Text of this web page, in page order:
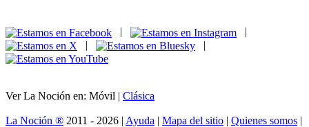
|
|
Ver La Noción en: Móvil | Clásica
La Noción ® 2011 - 2026 | Ayuda | Mapa del sitio | Quienes somos |